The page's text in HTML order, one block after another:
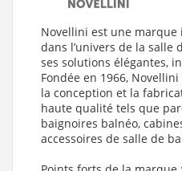
Paroi de douche YOUNG 2A
(Finition profils paroi : Silver /
cm)
Novellini est une
dans l’univers de la salle
ses solutions élégantes,
Fondée en 1966, Novellini
la conception et la
haute qualité tels que
baignoires balnéo,
accessoires de salle de